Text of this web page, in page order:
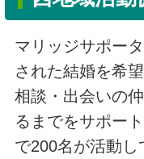
マリッジサポー
された結婚を希
相談・出会いの
るまでをサポー
で200名が活動し